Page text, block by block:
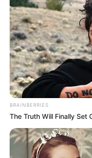
A CET-Rio foi ao local. O
Rua Álvaro Chaves.
Como rotas alternativas, o
que os motoristas em
Botafogo. Já sentido
Laranjeiras, Conde de
Botafogo.
BRAINBERRIES
The Truth Will Finally Set